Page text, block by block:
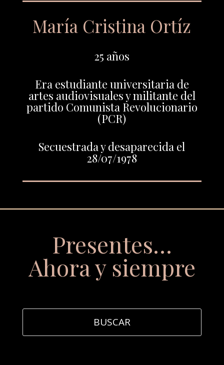
María Cristina Ortíz
25 años
Era estudiante universitaria de
artes audiovisuales y militante del
partido Comunista Revolucionario
(PCR)
Secuestrada y desaparecida el
28/07/1978
Presentes…
Ahora y siempre